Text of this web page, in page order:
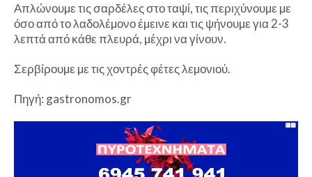
Απλώνουµε τις σαρδέλες στο ταψί, τις περιχύνουµε µε
όσο από το λαδολέµονο έµεινε και τις ψήνουµε για 2-3
λεπτά από κάθε πλευρά, µέχρι να γίνουν.
Σερβίρουµε µε τις χοντρές φέτες λεµονιού.
Πηγή: gastronomos.gr